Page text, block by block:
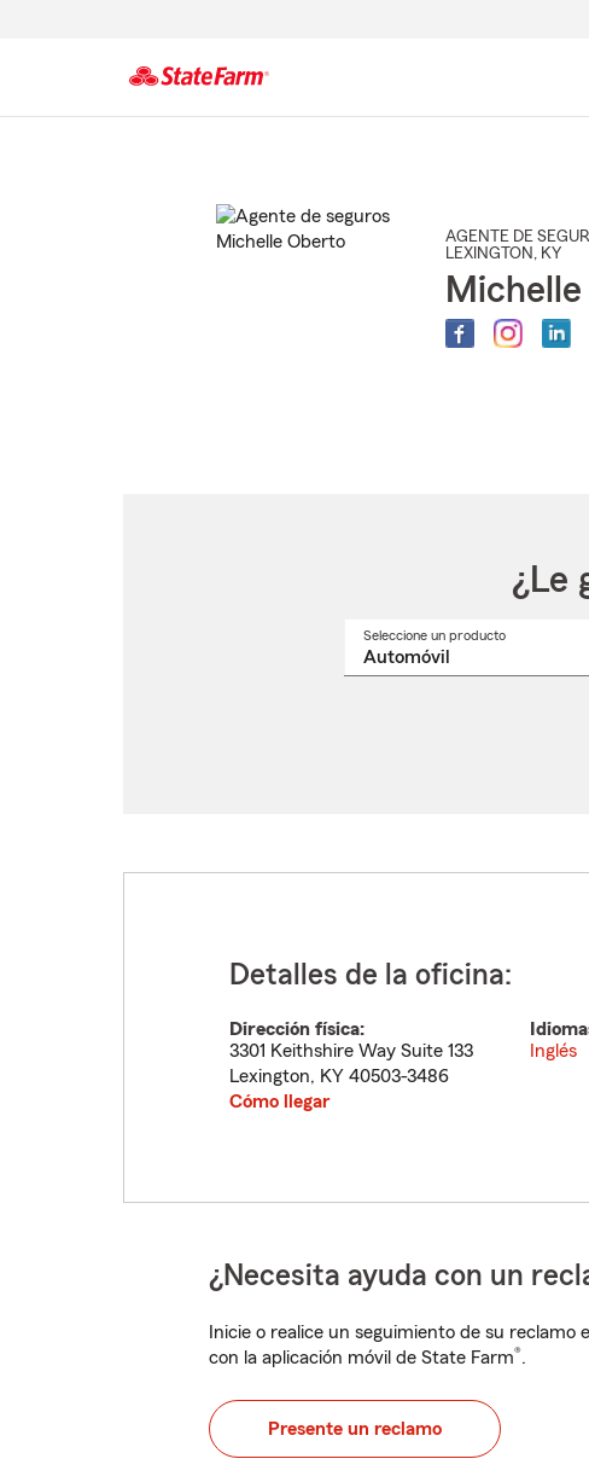
AGENTE DE
LEXINGTON , KY
¿Le
Seleccione un productoSeleccione
Detalles de la oficina:
Dirección física:
3301 Keithshire Way Suite 133
Lexington, KY 40503-3486
Cómo llegar
Inglés
¿Necesita ayuda con un
Inicie o realice un seguimiento de su reclamo
con la aplicación móvil de State Farm®.
Presente un reclamo